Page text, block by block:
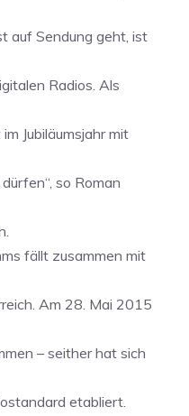
auf Sendung geht, ist
Radios. Als
Jubiläumsjahr mit
so Roman
fällt zusammen mit
Am 28. Mai 2015
– seither hat sich
etabliert.